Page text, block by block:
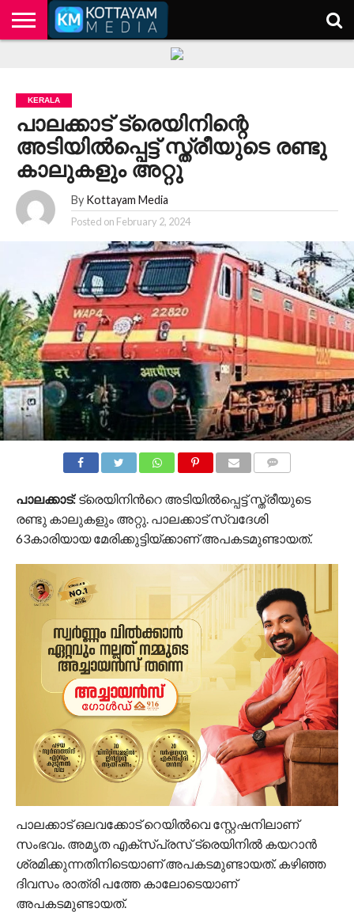
KERALA
പാലക്കാട് ട്രെയിനിന്റെ
അടിയിൽപ്പെട്ട് സ്ത്രീയുടെ രണ്ടു
കാലുകളും അറ്റു
By Kottayam Media
Posted on February 2, 2024
പാലക്കാട്:ട്രെയിനിൻറെ അടിയിൽപ്പെട്ട് സ്ത്രീയുടെ
രണ്ടു കാലുകളും അറ്റു. പാലക്കാട് സ്വദേശി
63കാരിയായ മേരിക്കുട്ടിയ്ക്കാണ് അപകടമുണ്ടായത്.
പാലക്കാട് ഒലവക്കോട് റെയിൽവെ സ്റ്റേഷനിലാണ്
സംഭവം. അമൃത എക്സ്പ്രസ് ട്രെയിനിൽ കയറാൻ
ശ്രമിക്കുന്നതിനിടെയാണ് അപകടമുണ്ടായത്. കഴിഞ്ഞ
ദിവസം രാത്രി പത്തേ കാലോടെയാണ്
അപകടമുണ്ടായത്.